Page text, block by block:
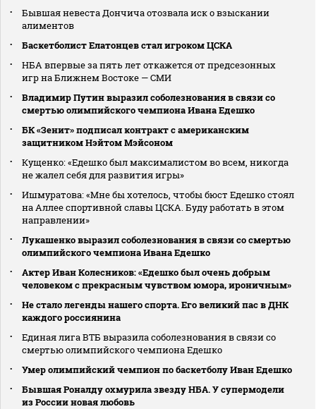
Бывшая невеста Дончича отозвала иск о взыскании
алиментов
Баскетболист Елатонцев стал игроком ЦСКА
НБА впервые за пять лет откажется от предсезонных
игр на Ближнем Востоке — СМИ
Владимир Путин выразил соболезнования в связи со
смертью олимпийского чемпиона Ивана Едешко
БК «Зенит» подписал контракт с американским
защитником Нэйтом Мэйсоном
Кущенко: «Едешко был максималистом во всем, никогда
не жалел себя для развития игры»
Ишмуратова: «Мне бы хотелось, чтобы бюст Едешко стоял
на Аллее спортивной славы ЦСКА. Буду работать в этом
направлении»
Лукашенко выразил соболезнования в связи со смертью
олимпийского чемпиона Ивана Едешко
Актер Иван Колесников: «Едешко был очень добрым
человеком с прекрасным чувством юмора, ироничным»
Не стало легенды нашего спорта. Его великий пас в ДНК
каждого россиянина
Единая лига ВТБ выразила соболезнования в связи со
смертью олимпийского чемпиона Едешко
Умер олимпийский чемпион по баскетболу Иван Едешко
Бывшая Роналду охмурила звезду НБА. У супермодели
из России новая любовь